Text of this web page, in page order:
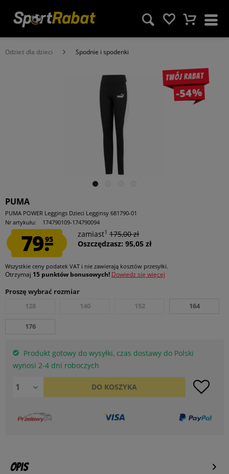
Odzież dla dzieci Spodnie i spodenki
Twój rabat
-54%
PUMA
PUMA POWER Leggings Dzieci Legginsy 681790-01
Nr artykułu:
174790109-174790094
79.95
zamiast1 175,00 zł
Oszczędzasz: 95,05 zł
Wszystkie ceny podatek VAT i nie zawierają kosztów przesyłki.
Otrzymaj 15 punktów bonusowych! Dowiedz się więcej
Proszę wybrać rozmiar
128
140 152 164
176
Produkt gotowy do wysyłki, czas dostawy do Polski
wynosi 2-4 dni roboczych
DO KOSZYKA
Opis